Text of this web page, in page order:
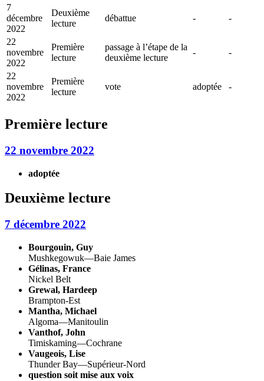
7
décembre
2022
Deuxième
lecture
débattue - -
22
novembre
2022
Première
lecture
passage à l’étape de la
deuxième lecture
- -
22
novembre
2022
Première
lecture
vote adoptée -
Première lecture
22 novembre 2022
adoptée
Deuxième lecture
7 décembre 2022
Bourgouin, Guy
Mushkegowuk—Baie James
Gélinas, France
Nickel Belt
Grewal, Hardeep
Brampton-Est
Mantha, Michael
Algoma—Manitoulin
Vanthof, John
Timiskaming—Cochrane
Vaugeois, Lise
Thunder Bay—Supérieur-Nord
question soit mise aux voix